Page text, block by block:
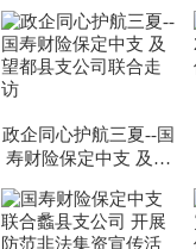
政企同心护航三夏--国
寿财险保定中支 及望